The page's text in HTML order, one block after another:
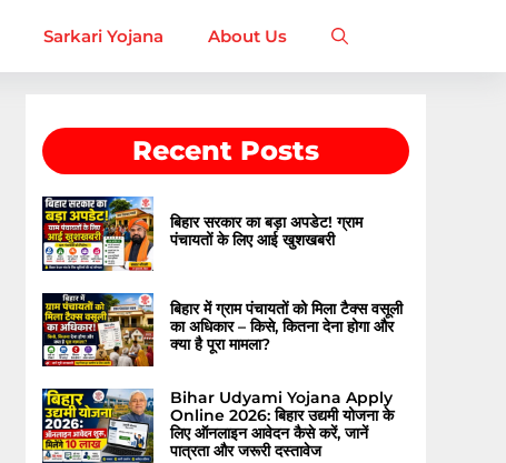
Sarkari Yojana About Us
Recent Posts
बिहार सरकार का बड़ा अपडेट! ग्राम
पंचायतों के लिए आई खुशखबरी
बिहार में ग्राम पंचायतों को मिला टैक्स वसूली
का अधिकार – किसे, कितना देना होगा और
क्या है पूरा मामला?
Bihar Udyami Yojana Apply
Online 2026: बिहार उद्यमी योजना के
लिए ऑनलाइन आवेदन कैसे करें, जानें
पात्रता और जरूरी दस्तावेज